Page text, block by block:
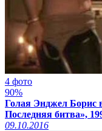
4 фото
90%
Голая Энджел Борис
Последняя битва»,
09.10.2016